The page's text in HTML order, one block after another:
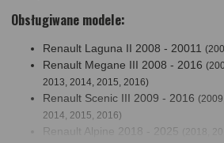
Obsługiwane modele:
Renault Laguna II 2008 - 20011
Renault Megane III 2008 - 2016
2013, 2014, 2015, 2016)
Renault Scenic III 2009 - 2016
2014, 2015, 2016)
Renault Alpine 2018 - 2025
(2018,